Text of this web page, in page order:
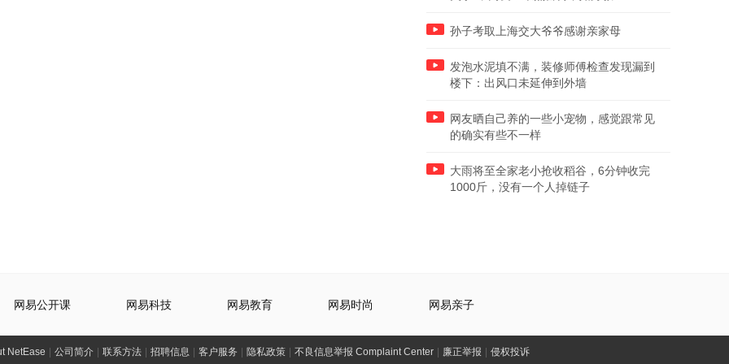
孙子考取上海交大爷爷感谢亲家母
发泡水泥填不满，装修师傅检查发现漏到
楼下：出风口未延伸到外墙
网友晒自己养的一些小宠物，感觉跟常见
的确实有些不一样
大雨将至全家老小抢收稻谷，6分钟收完
1000斤，没有一个人掉链子
网易公开课 网易科技 网易教育 网易时尚 网易亲子
NetEase 公司简介 联系方法 招聘信息 客户服务 隐私政策 不良信息举报 Complaint Center 廉正举报 侵权投诉